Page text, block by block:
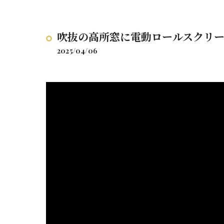
吹抜の高所窓に電動ロールスクリ
2025/04/06